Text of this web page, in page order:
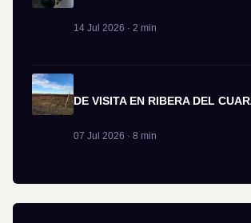
14 Jul 2026 · 2 min
DE VISITA EN RIBERA DEL
07 Jul 2026 · 8 min